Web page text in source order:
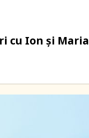
cu Ion și Maria